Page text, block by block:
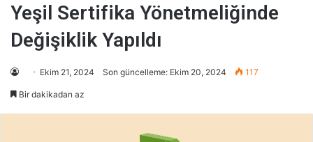
Yeşil Sertifika Yönetmeliğinde
Değişiklik Yapıldı
Ekim 21, 2024 Son güncelleme: Ekim 20, 2024 117
Bir dakikadan az